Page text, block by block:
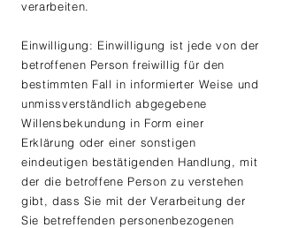
verarbeiten.
Einwilligung: Einwilligung ist jede von der
betroffenen Person freiwillig für den
bestimmten Fall in informierter Weise und
unmissverständlich abgegebene
Willensbekundung in Form einer
Erklärung oder einer sonstigen
eindeutigen bestätigenden Handlung, mit
der die betroffene Person zu verstehen
gibt, dass Sie mit der Verarbeitung der
Sie betreffenden personenbezogenen